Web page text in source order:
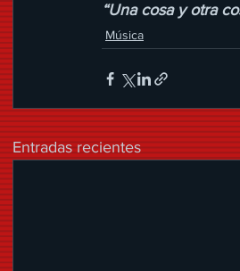
“Una cosa y otra
Música
Entradas recientes